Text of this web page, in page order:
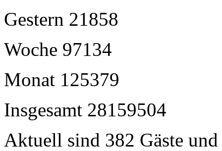
Gestern 21858
Woche 97134
Monat 125379
Insgesamt 28159504
Aktuell sind 382 Gäste